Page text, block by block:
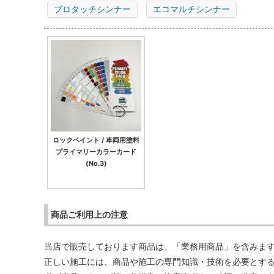
プロタッチシンナー エコマルチシンナー
ロックペイント / 車両用塗料
プライマリーカラーカード
(No.3)
商品ご利用上の注意
当店で販売しております商品は、「業務用商品」を含みます
正しい施工には、商品や施工の専門知識・技術を必要とす